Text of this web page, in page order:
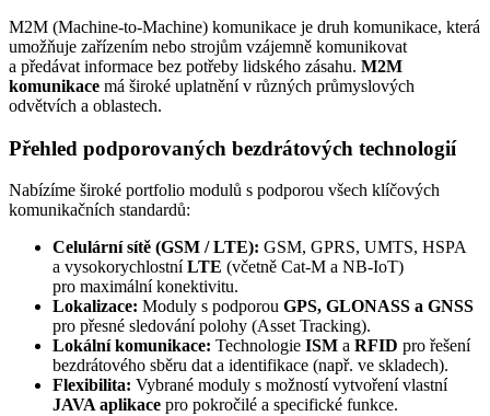
M2M (Machine-to-Machine) komunikace je druh komunikace, která
umožňuje zařízením nebo strojům vzájemně komunikovat
a předávat informace bez potřeby lidského zásahu. M2M
komunikace má široké uplatnění v různých průmyslových
odvětvích a oblastech.
Přehled podporovaných bezdrátových technologií
Nabízíme široké portfolio modulů s podporou všech klíčových
komunikačních standardů:
Celulární sítě (GSM / LTE): GSM, GPRS, UMTS, HSPA
a vysokorychlostníLTE (včetně Cat-M a NB-IoT)
pro maximální konektivitu.
Lokalizace: Moduly s podporou GPS, GLONASS a GNSS
pro přesné sledování polohy (Asset Tracking).
Lokální komunikace: Technologie ISM a RFID pro řešení
bezdrátového sběru dat a identifikace (např. ve skladech).
Flexibilita: Vybrané moduly s možností vytvoření vlastní
JAVA aplikace pro pokročilé a specifické funkce.